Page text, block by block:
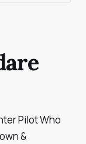
Pilot Who
&